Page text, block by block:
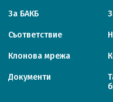
За БАКБ
Съответствие
Клонова мрежа
Документи